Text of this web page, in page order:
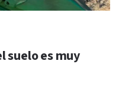
suelo es muy